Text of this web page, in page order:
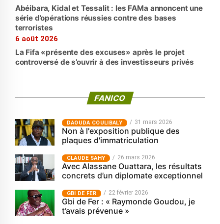
Abéibara, Kidal et Tessalit : les FAMa annoncent une
série d’opérations réussies contre des bases
terroristes
6 août 2026
La Fifa «présente des excuses» après le projet
controversé de s’ouvrir à des investisseurs privés
FANICO
‎DAOUDA COULIBALY 31 mars 2026
Non à l'exposition publique des
plaques d'immatriculation
CLAUDE SAHY 26 mars 2026
Avec Alassane Ouattara, les résultats
concrets d’un diplomate exceptionnel
GBI DE FER 22 février 2026
Gbi de Fer : « Raymonde Goudou, je
t’avais prévenue »